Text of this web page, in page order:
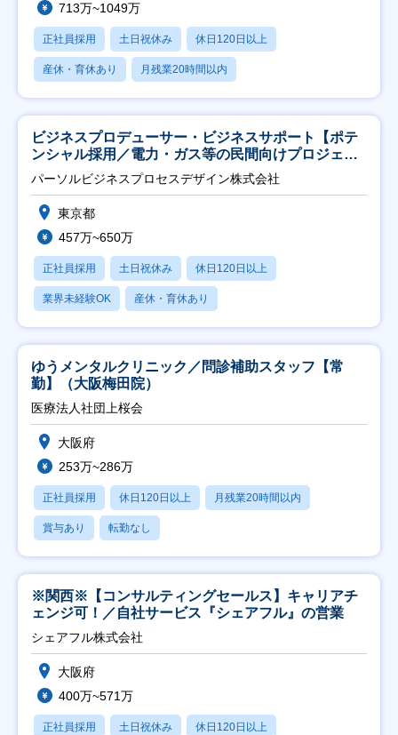
713万~1049万
正社員採用 土日祝休み 休日120日以上
産休・育休あり 月残業20時間以内
ビジネスプロデューサー・ビジネスサポート【ポテ
ンシャル採用／電力・ガス等の民間向けプロジェク
ト推進】
パーソルビジネスプロセスデザイン株式会社
東京都
457万~650万
正社員採用 土日祝休み 休日120日以上
業界未経験OK 産休・育休あり
ゆうメンタルクリニック／問診補助スタッフ【常
勤】（大阪梅田院）
医療法人社団上桜会
大阪府
253万~286万
正社員採用 休日120日以上 月残業20時間以内
賞与あり 転勤なし
※関西※【コンサルティングセールス】キャリアチ
ェンジ可！／自社サービス『シェアフル』の営業
シェアフル株式会社
大阪府
400万~571万
正社員採用 土日祝休み 休日120日以上